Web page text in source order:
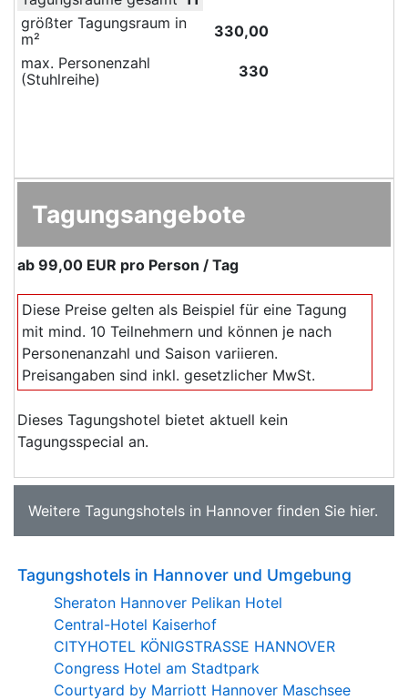
größter Tagungsraum in
m²
330,00
max. Personenzahl
(Stuhlreihe)
330
Tagungsangebote
ab 99,00 EUR pro Person / Tag
Diese Preise gelten als Beispiel für eine Tagung
mit mind. 10 Teilnehmern und können je nach
Personenanzahl und Saison variieren.
Preisangaben sind inkl. gesetzlicher MwSt.
Dieses Tagungshotel bietet aktuell kein
Tagungsspecial an.
Weitere Tagungshotels in Hannover finden Sie hier.
Tagungshotels in Hannover und Umgebung
Sheraton Hannover Pelikan Hotel
Central-Hotel Kaiserhof
CITYHOTEL KÖNIGSTRASSE HANNOVER
Congress Hotel am Stadtpark
Courtyard by Marriott Hannover Maschsee